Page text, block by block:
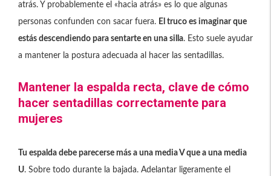
atrás. Y probablemente el «hacia atrás» es lo que algunas
personas confunden con sacar fuera. El truco es imaginar que
estás descendiendo para sentarte en una silla. Esto suele ayudar
a mantener la postura adecuada al hacer las sentadillas.
Mantener la espalda recta, clave de cómo
hacer sentadillas correctamente para
mujeres
Tu espalda debe parecerse más a una media V que a una media
U. Sobre todo durante la bajada. Adelantar ligeramente el